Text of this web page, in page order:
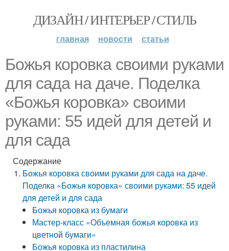
ДИЗАЙН / ИНТЕРЬЕР / СТИЛЬ
главная новости статьи
Божья коровка своими руками
для сада на даче. Поделка
«Божья коровка» своими
руками: 55 идей для детей и
для сада
Содержание
Божья коровка своими руками для сада на даче.
Поделка «Божья коровка» своими руками: 55 идей
для детей и для сада
Божья коровка из бумаги
Мастер-класс «Объемная божья коровка из
цветной бумаги»
Божья коровка из пластилина